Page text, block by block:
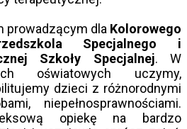
prowadzącym dla Kolorowego
Specjalnego i
Szkoły Specjalnej. W
oświatowych uczymy,
dzieci z różnorodnymi
niepełnosprawnościami.
opiekę na bardzo